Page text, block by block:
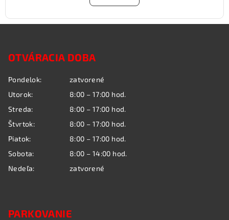
OTVÁRACIA DOBA
Pondelok:
zatvorené
Utorok:
8:00 – 17:00 hod.
Streda:
8:00 – 17:00 hod.
Štvrtok:
8:00 – 17:00 hod.
Piatok:
8:00 – 17:00 hod.
Sobota:
8:00 – 14:00 hod.
Nedeľa:
zatvorené
PARKOVANIE